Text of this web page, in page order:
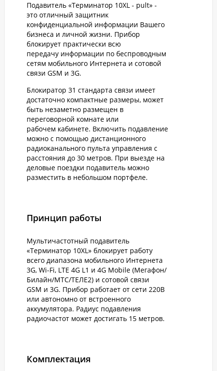
Подавитель «Терминатор 10XL - pult» -
это отличный защитник
конфиденциальной информации Вашего
бизнеса и личной жизни. Прибор
блокирует практически всю
передачу информации по беспроводным
сетям мобильного Интернета и сотовой
связи GSM и 3G.
Блокиратор 31 стандарта связи имеет
достаточно компактные размеры, может
быть незаметно размещен в
переговорной комнате или
рабочем кабинете. Включить подавление
можно с помощью дистанционного
радиоканального пульта управления с
расстояния до 30 метров. При выезде на
деловые поездки подавитель можно
разместить в небольшом портфеле.
Принцип работы
Мультичастотный подавитель
«Терминатор 10XL» блокирует работу
всего диапазона мобильного Интернета
3G, Wi-Fi, LTE 4G L1 и 4G Mobile (Мегафон/
Билайн/МТС/ТЕЛЕ2) и сотовой связи
GSM и 3G. Прибор работает от сети 220В
или автономно от встроенного
аккумулятора. Радиус подавления
радиочастот может достигать 15 метров.
Комплектация